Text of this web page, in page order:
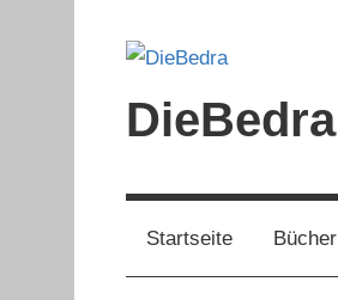
DieBedra
Startseite Bücher